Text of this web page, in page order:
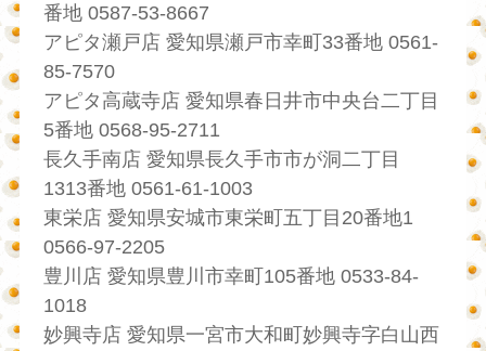
番地 0587-53-8667
アピタ瀬戸店 愛知県瀬戸市幸町33番地 0561-
85-7570
アピタ高蔵寺店 愛知県春日井市中央台二丁目
5番地 0568-95-2711
長久手南店 愛知県長久手市市が洞二丁目
1313番地 0561-61-1003
東栄店 愛知県安城市東栄町五丁目20番地1
0566-97-2205
豊川店 愛知県豊川市幸町105番地 0533-84-
1018
妙興寺店 愛知県一宮市大和町妙興寺字白山西